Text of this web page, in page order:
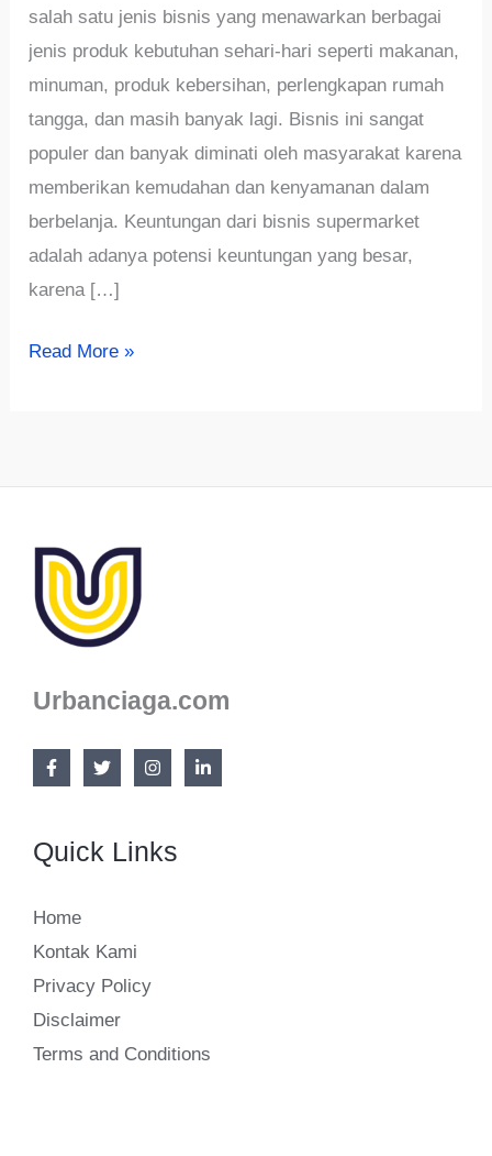
salah satu jenis bisnis yang menawarkan berbagai
jenis produk kebutuhan sehari-hari seperti makanan,
minuman, produk kebersihan, perlengkapan rumah
tangga, dan masih banyak lagi. Bisnis ini sangat
populer dan banyak diminati oleh masyarakat karena
memberikan kemudahan dan kenyamanan dalam
berbelanja. Keuntungan dari bisnis supermarket
adalah adanya potensi keuntungan yang besar,
karena […]
√875+
Kreatif,
dan
Read More »
Urbanciaga.com
Quick Links
Home
Kontak Kami
Privacy Policy
Disclaimer
Terms and Conditions